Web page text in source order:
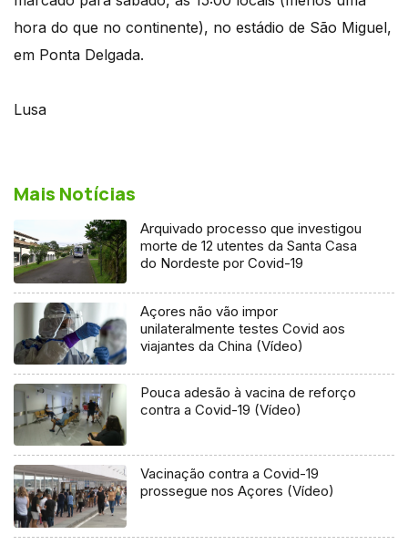
hora do que no continente), no estádio de São Miguel,
em Ponta Delgada.
Lusa
Mais Notícias
Arquivado processo que investigou
morte de 12 utentes da Santa Casa
do Nordeste por Covid-19
Açores não vão impor
unilateralmente testes Covid aos
viajantes da China (Vídeo)
Pouca adesão à vacina de reforço
contra a Covid-19 (Vídeo)
Vacinação contra a Covid-19
prossegue nos Açores (Vídeo)